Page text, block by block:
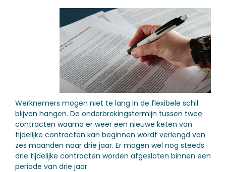
Werknemers mogen niet te lang in de flexibele schil
blijven hangen. De onderbrekingstermijn tussen twee
contracten waarna er weer een nieuwe keten van
tijdelijke contracten kan beginnen wordt verlengd van
zes maanden naar drie jaar. Er mogen wel nog steeds
drie tijdelijke contracten worden afgesloten binnen een
periode van drie jaar.